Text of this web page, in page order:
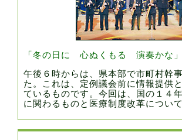
「冬の日に 心ぬくもる 演奏かな」
午後６時からは、県本部で市町村幹
た。これは、定例議会前に情報提供
ているものです。今回は、国の１４
に関わるものと医療制度改革につい